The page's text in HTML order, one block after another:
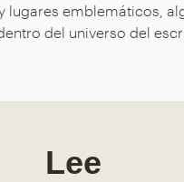
lugares emblemáticos,
del universo del
Lee